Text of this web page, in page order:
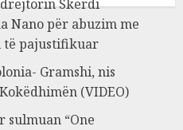
drejtorin Skerdi
Nano për abuzim me
të pajustifikuar
Gramshi, nis
(VIDEO)
sulmuan “One